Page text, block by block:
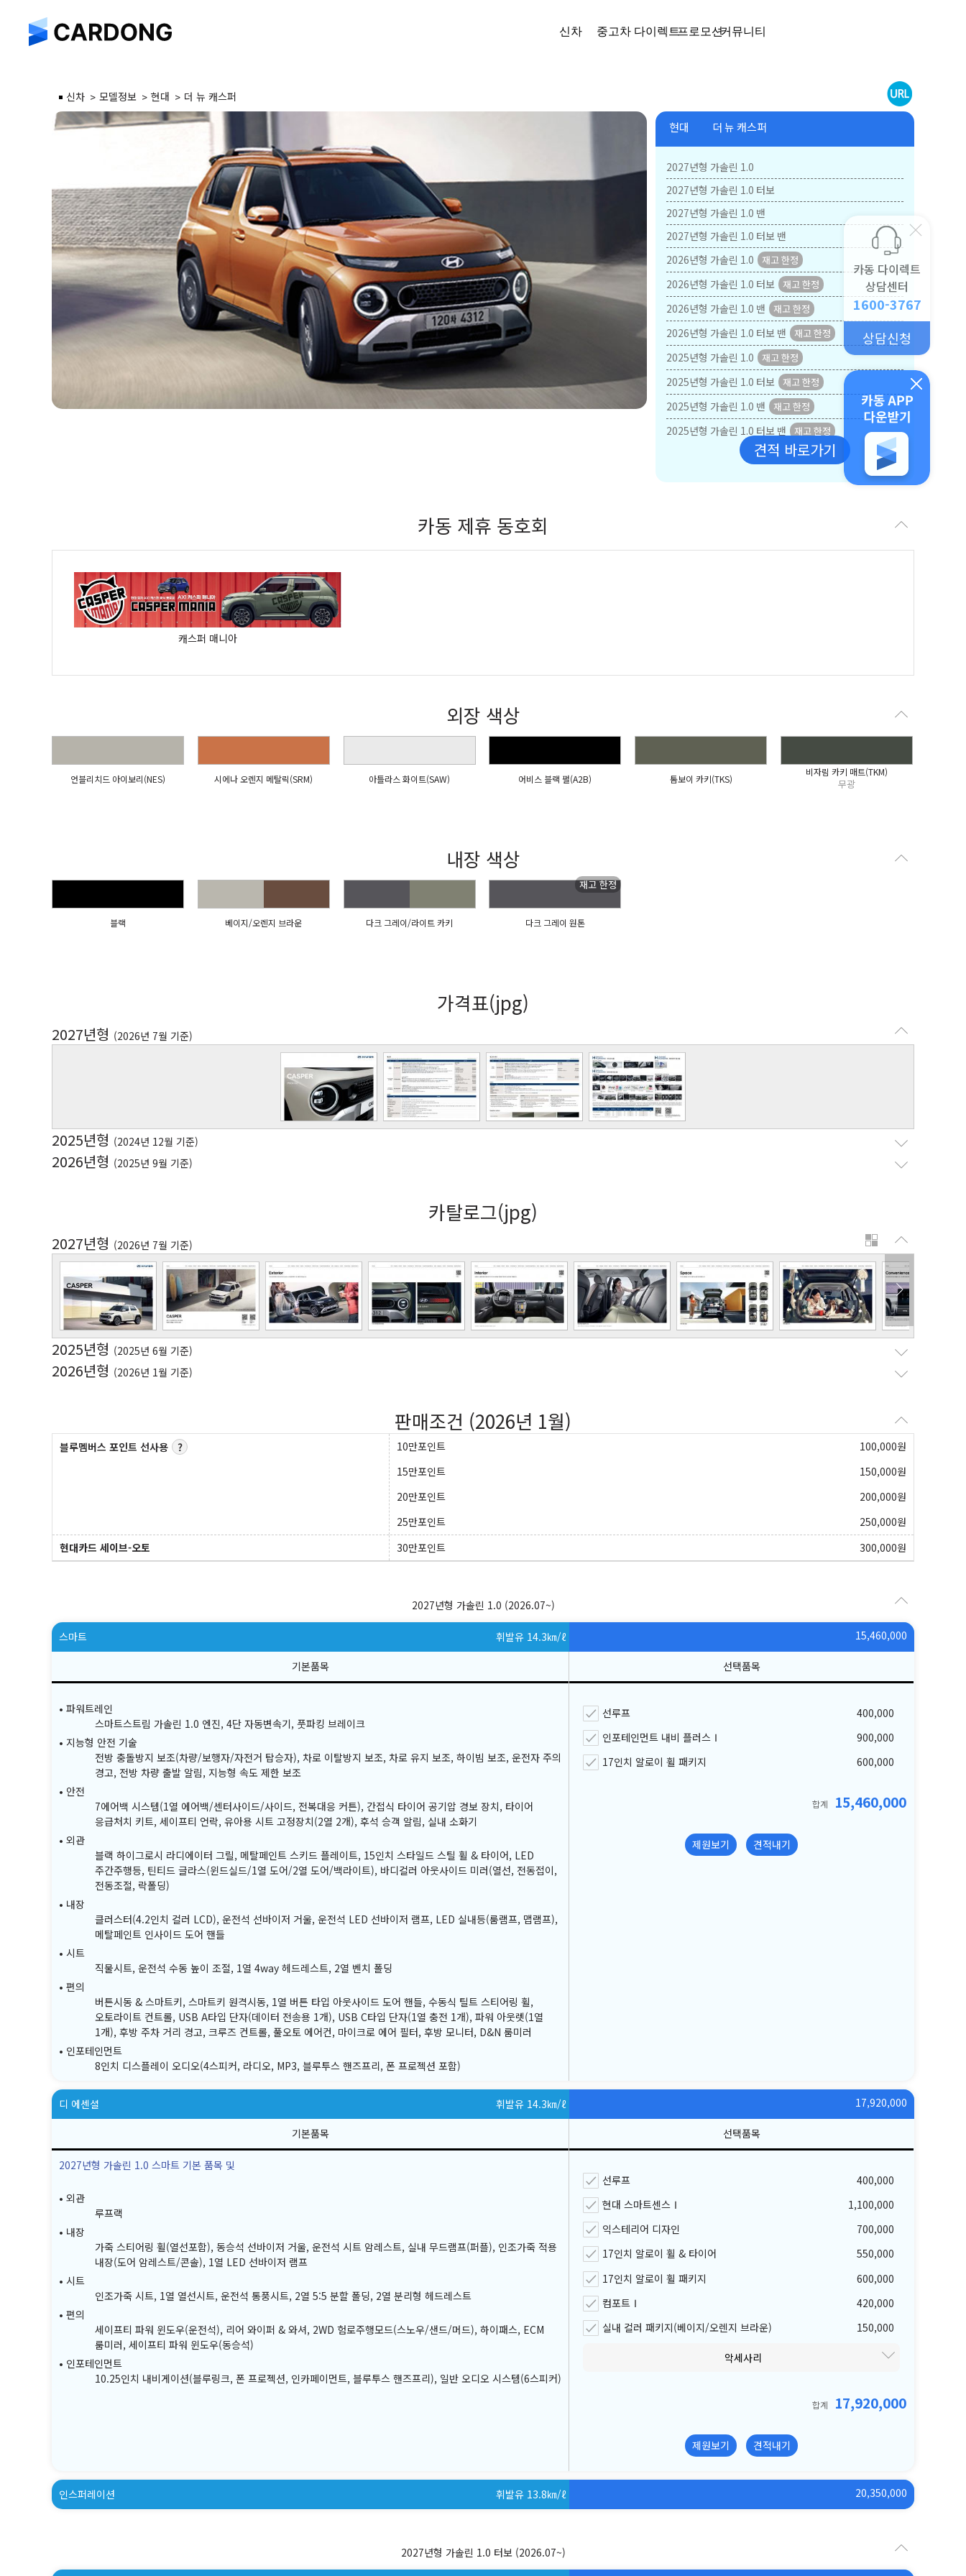
신차 중고차 다이렉트프로모션커뮤니티
신차 모델정보 현대 더 뉴 캐스퍼
현대 더 뉴 캐스퍼
2027년형 가솔린 1.0
2027년형 가솔린 1.0 터보
2027년형 가솔린 1.0 밴
2027년형 가솔린 1.0 터보 밴
2026년형 가솔린 1.0
2026년형 가솔린 1.0 터보
2026년형 가솔린 1.0 밴
2026년형 가솔린 1.0 터보 밴
2025년형 가솔린 1.0
2025년형 가솔린 1.0 터보
2025년형 가솔린 1.0 밴
2025년형 가솔린 1.0 터보 밴
견적 바로가기
카동 제휴 동호회
캐스퍼 매니아
외장 색상
언블리치드 아이보리(NES) 시에나 오렌지 메탈릭(SRM) 아틀라스 화이트(SAW) 어비스 블랙 펄(A2B) 톰보이 카키(TKS)
비자림 카키 매트(TKM)
무광
내장 색상
블랙 베이지/오렌지 브라운 다크 그레이/라이트 카키 다크 그레이 원톤
가격표(jpg)
2027년형 (2026년 7월 기준)
2025년형 (2024년 12월 기준)
2026년형 (2025년 9월 기준)
카탈로그(jpg)
2027년형 (2026년 7월 기준)
2025년형 (2025년 6월 기준)
2026년형 (2026년 1월 기준)
판매조건 (2026년 1월)
블루멤버스 포인트 선사용 10만포인트 100,000원
15만포인트
150,000원
20만포인트
200,000원
25만포인트
250,000원
현대카드 세이브-오토
30만포인트 300,000원
2027년형 가솔린 1.0 (2026.07~)
스마트 휘발유 14.3㎞/ℓ 15,460,000
파워트레인
스마트스트림 가솔린 1.0 엔진, 4단 자동변속기, 풋파킹 브레이크
지능형 안전 기술
전방 충돌방지 보조(차량/보행자/자전거 탑승자), 차로 이탈방지 보조, 차로 유지 보조, 하이빔 보조, 운전자 주의
경고, 전방 차량 출발 알림, 지능형 속도 제한 보조
안전
7에어백 시스템(1열 에어백/센터사이드/사이드, 전복대응 커튼), 간접식 타이어 공기압 경보 장치, 타이어
응급처치 키트, 세이프티 언락, 유아용 시트 고정장치(2열 2개), 후석 승객 알림, 실내 소화기
외관
블랙 하이그로시 라디에이터 그릴, 메탈페인트 스키드 플레이트, 15인치 스타일드 스틸 휠 & 타이어, LED
주간주행등, 틴티드 글라스(윈드실드/1열 도어/2열 도어/백라이트), 바디컬러 아웃사이드 미러(열선, 전동접이,
전동조절, 락폴딩)
내장
클러스터(4.2인치 컬러 LCD), 운전석 선바이저 거울, 운전석 LED 선바이저 램프, LED 실내등(룸램프, 맵램프),
메탈페인트 인사이드 도어 핸들
시트
직물시트, 운전석 수동 높이 조절, 1열 4way 헤드레스트, 2열 벤치 폴딩
편의
버튼시동 & 스마트키, 스마트키 원격시동, 1열 버튼 타입 아웃사이드 도어 핸들, 수동식 틸트 스티어링 휠,
오토라이트 컨트롤, USB A타입 단자(데이터 전송용 1개), USB C타입 단자(1열 충전 1개), 파워 아웃렛(1열
1개), 후방 주차 거리 경고, 크루즈 컨트롤, 풀오토 에어컨, 마이크로 에어 필터, 후방 모니터, D&N 룸미러
인포테인먼트
8인치 디스플레이 오디오(4스피커, 라디오, MP3, 블루투스 핸즈프리, 폰 프로젝션 포함)
선루프
400,000
인포테인먼트 내비 플러스Ⅰ
900,000
17인치 알로이 휠 패키지
600,000
합계 15,460,000
제원보기 견적내기
디 에센셜 휘발유 14.3㎞/ℓ 17,920,000
2027년형 가솔린 1.0 스마트 기본 품목 및
외관
루프랙
내장
가죽 스티어링 휠(열선포함), 동승석 선바이저 거울, 운전석 시트 암레스트, 실내 무드램프(퍼플), 인조가죽 적용
내장(도어 암레스트/콘솔), 1열 LED 선바이저 램프
시트
인조가죽 시트, 1열 열선시트, 운전석 통풍시트, 2열 5:5 분할 폴딩, 2열 분리형 헤드레스트
편의
세이프티 파워 윈도우(운전석), 리어 와이퍼 & 와셔, 2WD 험로주행모드(스노우/샌드/머드), 하이패스, ECM
룸미러, 세이프티 파워 윈도우(동승석)
인포테인먼트
10.25인치 내비게이션(블루링크, 폰 프로젝션, 인카페이먼트, 블루투스 핸즈프리), 일반 오디오 시스템(6스피커)
선루프
400,000
현대 스마트센스Ⅰ
1,100,000
익스테리어 디자인
700,000
17인치 알로이 휠 & 타이어
550,000
17인치 알로이 휠 패키지
600,000
컴포트Ⅰ
420,000
실내 컬러 패키지(베이지/오렌지 브라운)
150,000
악세사리
합계 17,920,000
제원보기 견적내기
인스퍼레이션 휘발유 13.8㎞/ℓ 20,350,000
2027년형 가솔린 1.0 터보 (2026.07~)
카동 다이렉트
상담센터
1600-3767
상담신청